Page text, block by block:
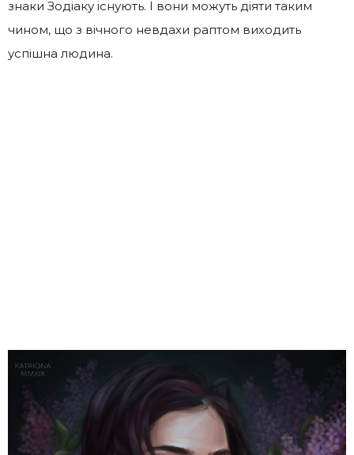
знаки Зодіаку існують. І вони можуть діяти таким
чином, що з вічного невдахи раптом виходить
успішна людина.